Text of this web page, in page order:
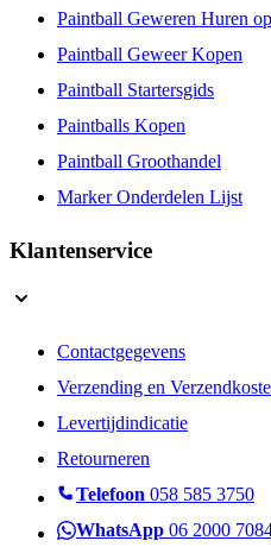
Paintball Geweren Huren
Paintball Geweer Kopen
Paintball Startersgids
Paintballs Kopen
Paintball Groothandel
Marker Onderdelen Lijst
Klantenservice
Contactgegevens
Verzending en
Levertijdindicatie
Retourneren
Telefoon 058 585 3750
WhatsApp 06 2000